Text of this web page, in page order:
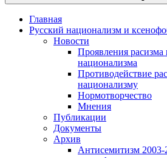
Главная
Русский национализм и
Новости
Проявления расизма
национализма
Противодействие
национализму
Нормотворчество
Мнения
Публикации
Документы
Архив
Антисемитизм 2003-